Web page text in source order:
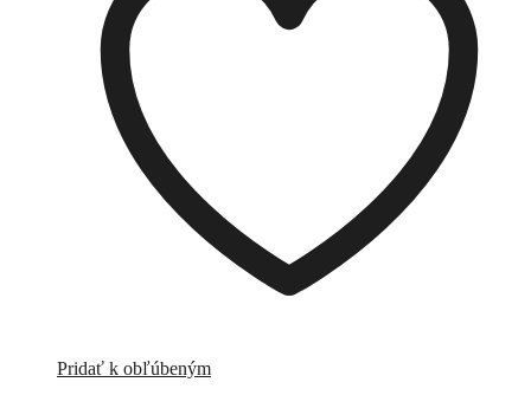
Pridať k obľúbeným